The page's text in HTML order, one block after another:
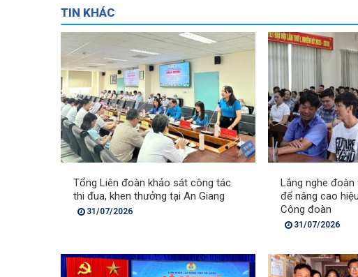
TIN KHÁC
Tổng Liên đoàn khảo sát công tác
thi đua, khen thưởng tại An Giang
31/07/2026
Lắng nghe
để nâng cao
Công đoàn
31/07/2026